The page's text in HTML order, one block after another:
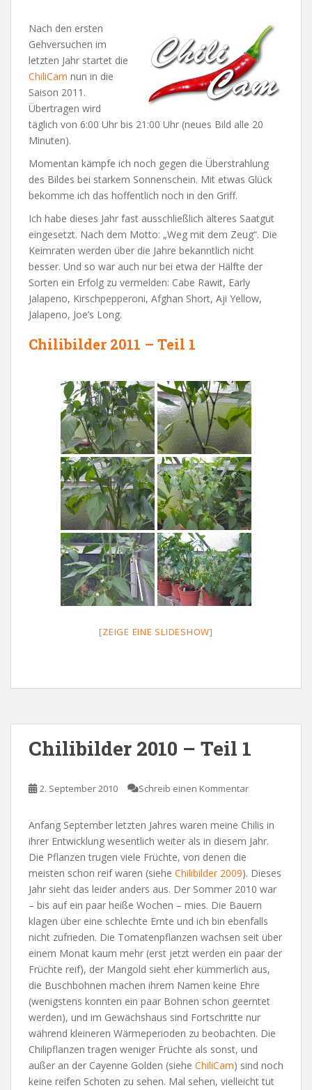
Nach den ersten
Gehversuchen im
letzten Jahr startet die
ChiliCam nun in die
Saison 2011.
Übertragen wird
täglich von 6:00 Uhr bis 21:00 Uhr (neues Bild alle 20
Minuten).
Momentan kämpfe ich noch gegen die Überstrahlung
des Bildes bei starkem Sonnenschein. Mit etwas Glück
bekomme ich das hoffentlich noch in den Griff.
Ich habe dieses Jahr fast ausschließlich älteres Saatgut
eingesetzt. Nach dem Motto: „Weg mit dem Zeug“. Die
Keimraten werden über die Jahre bekanntlich nicht
besser. Und so war auch nur bei etwa der Hälfte der
Sorten ein Erfolg zu vermelden: Cabe Rawit, Early
Jalapeno, Kirschpepperoni, Afghan Short, Aji Yellow,
Jalapeno, Joe’s Long.
Chilibilder 2011 – Teil 1
[ZEIGE EINE SLIDESHOW]
Chilibilder 2010 – Teil 1
2. September 2010 Schreib einen Kommentar
Anfang September letzten Jahres waren meine Chilis in
ihrer Entwicklung wesentlich weiter als in diesem Jahr.
Die Pflanzen trugen viele Früchte, von denen die
meisten schon reif waren (siehe Chilibilder 2009). Dieses
Jahr sieht das leider anders aus. Der Sommer 2010 war
– bis auf ein paar heiße Wochen – mies. Die Bauern
klagen über eine schlechte Ernte und ich bin ebenfalls
nicht zufrieden. Die Tomatenpflanzen wachsen seit über
einem Monat kaum mehr (erst jetzt werden ein paar der
Früchte reif), der Mangold sieht eher kümmerlich aus,
die Buschbohnen machen ihrem Namen keine Ehre
(wenigstens konnten ein paar Bohnen schon geerntet
werden), und im Gewächshaus sind Fortschritte nur
während kleineren Wärmeperioden zu beobachten. Die
Chilipflanzen tragen weniger Früchte als sonst, und
außer an der Cayenne Golden (siehe ChiliCam) sind noch
keine reifen Schoten zu sehen. Mal sehen, vielleicht tut